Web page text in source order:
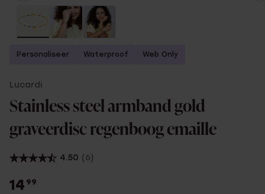
Personaliseer Waterproof Web Only
Lucardi
Stainless steel armband gold
graveerdisc regenboog emaille
4.50 (6)
14 99